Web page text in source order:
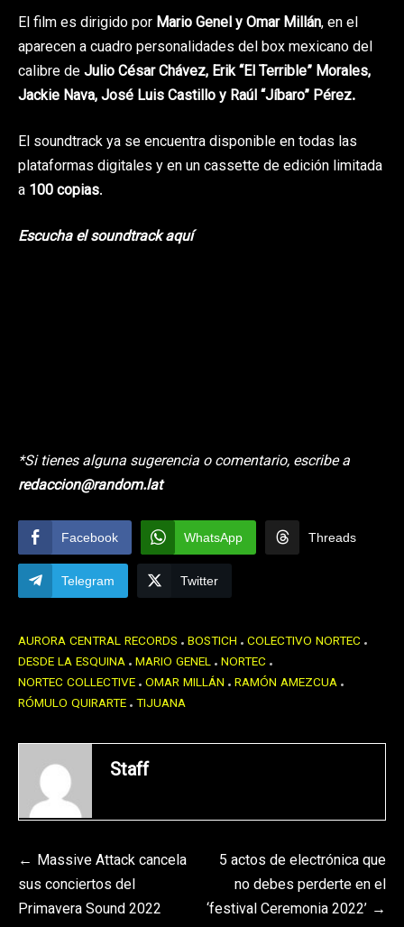
El film es dirigido por Mario Genel y Omar Millán, en el
aparecen a cuadro personalidades del box mexicano del
calibre deJulio César Chávez, Erik “El Terrible” Morales,
Jackie Nava, José Luis Castillo y Raúl “Jíbaro” Pérez.
El soundtrack ya se encuentra disponible en todas las
plataformas digitales y en un cassette de edición limitada
a 100 copias.
Escucha el soundtrack aquí
*Si tienes alguna sugerencia o comentario, escribe a
redaccion@random.lat
Facebook WhatsApp Threads
Telegram Twitter
AURORA CENTRAL RECORDS BOSTICH COLECTIVO NORTEC
DESDE LA ESQUINA MARIO GENEL NORTEC
NORTEC COLLECTIVE OMAR MILLÁN RAMÓN AMEZCUA
RÓMULO QUIRARTE TIJUANA
Staff
Navegación
de
Massive Attack cancela
sus conciertos del
Primavera Sound 2022
5 actos de electrónica que
no debes perderte en el
‘festival Ceremonia 2022’